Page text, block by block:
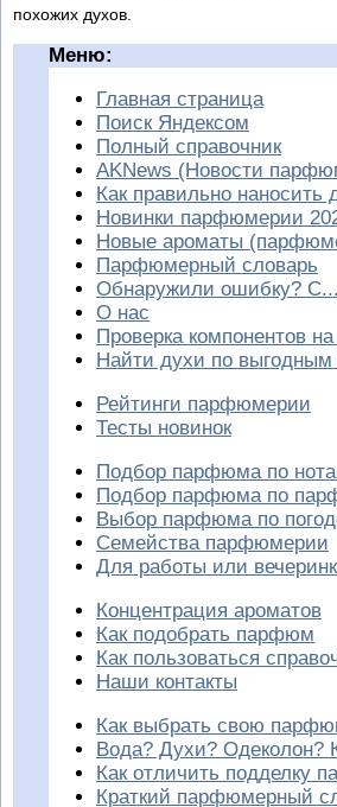
похожих духов.
Меню:
Главная страница
Поиск Яндексом
Полный справочник
AKNews (Новости
Как правильно наносить
Новинки парфюмерии
Новые ароматы
Парфюмерный словарь
Обнаружили ошибку? С...
О нас
Проверка компонентов
Найти духи по
Рейтинги парфюмерии
Тесты новинок
Подбор парфюма по
Подбор парфюма по
Выбор парфюма по
Семейства парфюмерии
Для работы или
Концентрация ароматов
Как подобрать парфюм
Как пользоваться
Наши контакты
Как выбрать свою
Вода? Духи? Одеколон?
Как отличить подделку
Краткий парфюмерный